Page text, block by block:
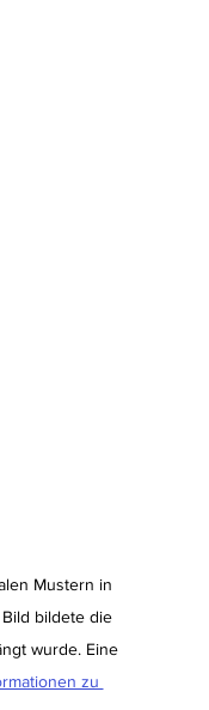
Mustern in
bildete die
wurde. Eine
zu